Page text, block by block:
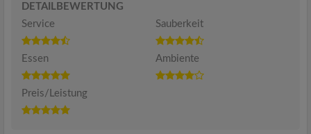
DETAILBEWERTUNG
Service
Sauberkeit
Essen Ambiente
Preis/Leistung